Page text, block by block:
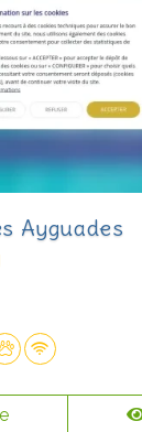
Ayguades